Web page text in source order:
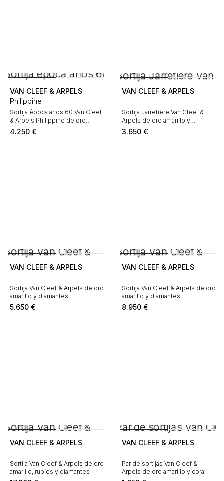
VAN CLEEF & ARPELS
Philippine
Sortija época años 60 Van Cleef
& Arpels Philippine de oro
amarillo y diamantes
4.250 €
VAN CLEEF & ARPELS
Sortija Jarretière Van Cleef &
Arpels de oro amarillo y
diamantes
3.650 €
VAN CLEEF & ARPELS
Sortija Van Cleef & Arpels de oro
amarillo y diamantes
5.650 €
VAN CLEEF & ARPELS
Sortija Van Cleef & Arpels de oro
amarillo y diamantes
8.950 €
VAN CLEEF & ARPELS
Sortija Van Cleef & Arpels de oro
amarillo, rubíes y diamantes
VAN CLEEF & ARPELS
Par de sortijas Van Cleef &
Arpels de oro amarillo y coral